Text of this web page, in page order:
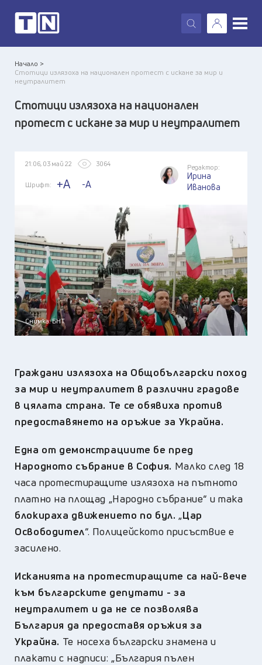
X
Начало >
Стотици излязоха на национален протест с искане за мир и
неутралитет
Стотици излязоха на национален
протест с искане за мир и неутралитет
21:06, 03 май 22 3064
Шрифт: +A -A
Редактор:
Ирина
Иванова
Снимка: БНТ
Граждани излязоха на Общобългарски поход
за мир и неутралитет в различни градове
в цялата страна. Те се обявиха против
предоставянето на оръжие за Украйна.
Една от демонстрациите бе пред
Народното събрание в София. Малко след 18
часа протестиращите излязоха на пътното
платно на площад „Народно събрание“ и така
блокираха движението по бул. „Цар
Освободител“. Полицейското присъствие е
засилено.
Исканията на протестиращите са най-вече
към българските депутати - за
неутралитет и да не се позволява
България да предоставя оръжия за
Украйна. Те носеха български знамена и
плакати с надписи: „България пълен